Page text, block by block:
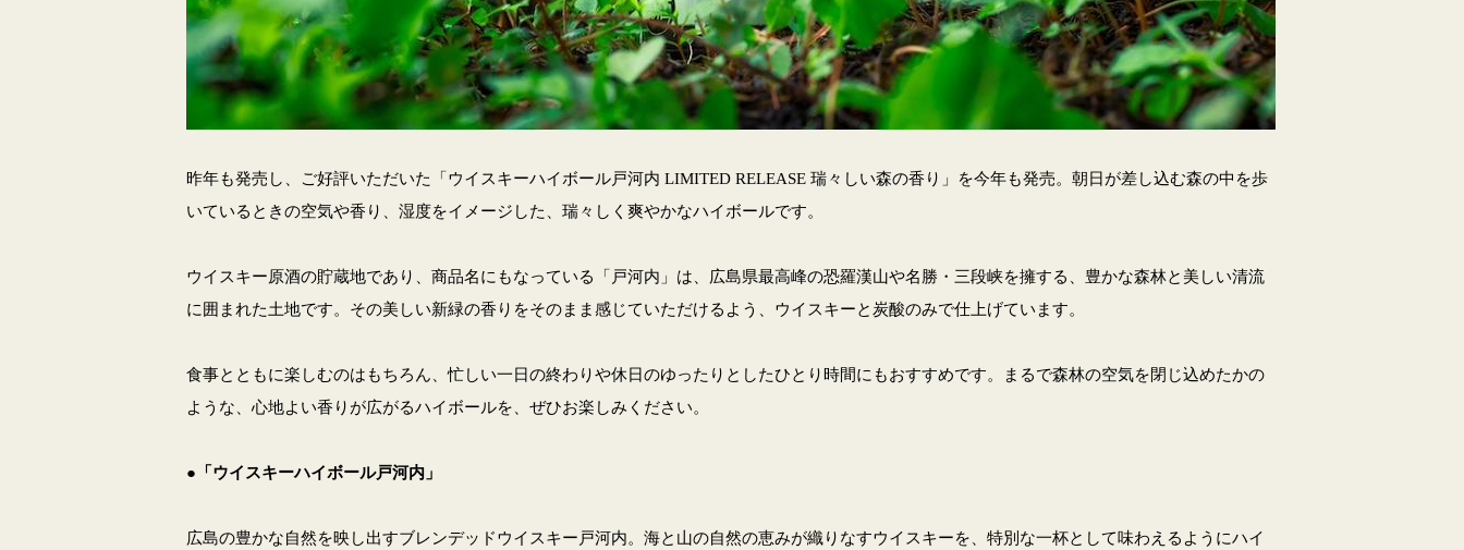
昨年も発売し、ご好評いただいた「ウイスキーハイボール戸河内 LIMITED RELEASE 瑞々しい森の香り」を今年も発売。朝日が差し込む森の中を歩
いているときの空気や香り、湿度をイメージした、瑞々しく爽やかなハイボールです。
ウイスキー原酒の貯蔵地であり、商品名にもなっている「戸河内」は、広島県最高峰の恐羅漢山や名勝・三段峡を擁する、豊かな森林と美しい清流
に囲まれた土地です。その美しい新緑の香りをそのまま感じていただけるよう、ウイスキーと炭酸のみで仕上げています。
食事とともに楽しむのはもちろん、忙しい一日の終わりや休日のゆったりとしたひとり時間にもおすすめです。まるで森林の空気を閉じ込めたかの
ような、心地よい香りが広がるハイボールを、ぜひお楽しみください。
●「ウイスキーハイボール戸河内」
広島の豊かな自然を映し出すブレンデッドウイスキー戸河内。海と山の自然の恵みが織りなすウイスキーを、特別な一杯として味わえるようにハイ